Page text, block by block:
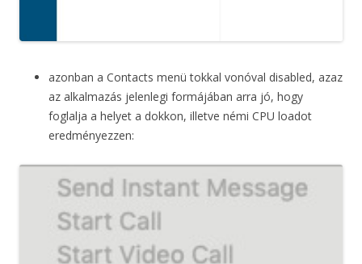
azonban a Contacts menü tokkal vonóval disabled, azaz
az alkalmazás jelenlegi formájában arra jó, hogy
foglalja a helyet a dokkon, illetve némi CPU loadot
eredményezzen: